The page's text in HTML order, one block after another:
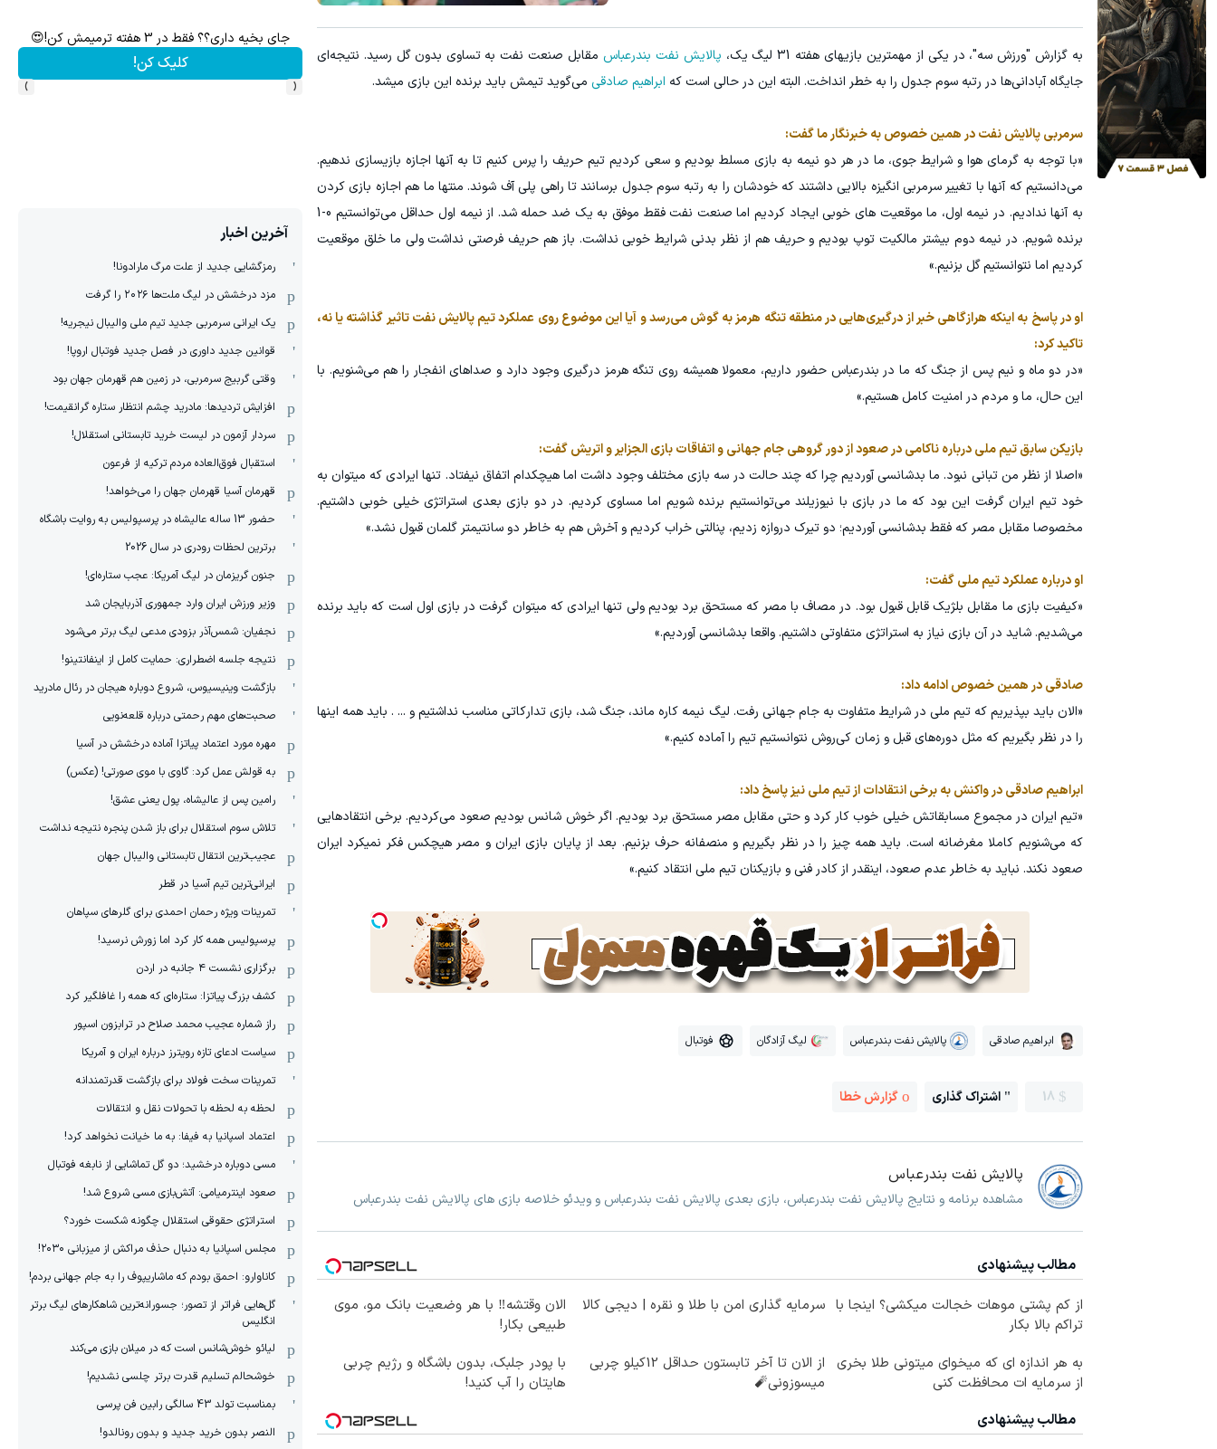
به گزارش "ورزش سه"، در یکی از مهمترین بازیهای هفته 31 لیگ یک، پالایش نفت بندرعباس مقابل صنعت نفت به تساوی بدون گل رسید. نتیجه‌ای
جایگاه آبادانی‌ها در رتبه سوم جدول را به خطر انداخت. البته این در حالی است که ابراهیم صادقی می‌گوید تیمش باید برنده این بازی میشد.
سرمربی پالایش نفت در همین خصوص به خبرنگار ما گفت:
«با توجه به گرمای هوا و شرایط جوی، ما در هر دو نیمه به بازی مسلط بودیم و سعی کردیم تیم حریف را پرس کنیم تا به آنها اجازه بازیسازی ندهیم.
می‌دانستیم که آنها با تغییر سرمربی انگیزه بالایی داشتند که خودشان را به رتبه سوم جدول برسانند تا راهی پلی آف شوند. منتها ما هم اجازه بازی کردن
به آنها ندادیم. در نیمه اول، ما موقعیت های خوبی ایجاد کردیم اما صنعت نفت فقط موفق به یک ضد حمله شد. از نیمه اول حداقل می‌توانستیم 0-1
برنده شویم. در نیمه دوم بیشتر مالکیت توپ بودیم و حریف هم از نظر بدنی شرایط خوبی نداشت. باز هم حریف فرصتی نداشت ولی ما خلق موقعیت
کردیم اما نتوانستیم گل بزنیم.»
او در پاسخ به اینکه هرازگاهی خبر از درگیری‌هایی در منطقه تنگه هرمز به گوش می‌رسد و آیا این موضوع روی عملکرد تیم پالایش نفت تاثیر گذاشته یا نه،
تاکید کرد:
«در دو ماه و نیم پس از جنگ که ما در بندرعباس حضور داریم، معمولا همیشه روی تنگه هرمز درگیری وجود دارد و صداهای انفجار را هم می‌شنویم. با
این حال، ما و مردم در امنیت کامل هستیم.»
بازیکن سابق تیم ملی درباره ناکامی در صعود از دور گروهی جام جهانی و اتفاقات بازی الجزایر و اتریش گفت:
«اصلا از نظر من تبانی نبود. ما بدشانسی آوردیم چرا که چند حالت در سه بازی مختلف وجود داشت اما هیچکدام اتفاق نیفتاد. تنها ایرادی که میتوان به
خود تیم ایران گرفت این بود که ما در بازی با نیوزیلند می‌توانستیم برنده شویم اما مساوی کردیم. در دو بازی بعدی استراتژی خیلی خوبی داشتیم.
مخصوصا مقابل مصر که فقط بدشانسی آوردیم؛ دو تیرک دروازه زدیم، پنالتی خراب کردیم و آخرش هم به خاطر دو سانتیمتر گلمان قبول نشد.»
او درباره عملکرد تیم ملی گفت:
«کیفیت بازی ما مقابل بلژیک قابل قبول بود. در مصاف با مصر که مستحق برد بودیم ولی تنها ایرادی که میتوان گرفت در بازی اول است که باید برنده
می‌شدیم. شاید در آن بازی نیاز به استراتژی متفاوتی داشتیم. واقعا بدشانسی آوردیم.»
صادقی در همین خصوص ادامه داد:
«الان باید بپذیریم که تیم ملی در شرایط متفاوت به جام جهانی رفت. لیگ نیمه کاره ماند، جنگ شد، بازی تدارکاتی مناسب نداشتیم و ... . باید همه اینها
را در نظر بگیریم که مثل دوره‌های قبل و زمان کی‌روش نتوانستیم تیم را آماده کنیم.»
ابراهیم صادقی در واکنش به برخی انتقادات از تیم ملی نیز پاسخ داد:
«تیم ایران در مجموع مسابقاتش خیلی خوب کار کرد و حتی مقابل مصر مستحق برد بودیم. اگر خوش شانس بودیم صعود می‌کردیم. برخی انتقادهایی
که می‌شنویم کاملا مغرضانه است. باید همه چیز را در نظر بگیریم و منصفانه حرف بزنیم. بعد از پایان بازی ایران و مصر هیچکس فکر نمیکرد ایران
صعود نکند. نباید به خاطر عدم صعود، اینقدر از کادر فنی و بازیکنان تیم ملی انتقاد کنیم.»
ابراهیم صادقی پالایش نفت بندرعباس لیگ آزادگان فوتبال
18 اشتراک گذاری گزارش خطا
پالایش نفت بندرعباس
مشاهده برنامه و نتایج پالایش نفت بندرعباس، بازی بعدی پالایش نفت بندرعباس و ویدئو خلاصه بازی های پالایش نفت بندرعباس
مطالب پیشنهادی
از کم پشتی موهات خجالت میکشی؟ اینجا با
تراکم بالا بکار
سرمایه گذاری امن با طلا و نقره | دیجی کالا
الان وقتشه‼️ با هر وضعیت بانک مو، موی
طبیعی بکار!
به هر اندازه ای که میخوای میتونی طلا بخری
از سرمایه ات محافظت کنی
از الان تا آخر تابستون حداقل 12کیلو چربی
میسوزونی🧨
با پودر جلبک، بدون باشگاه و رژیم چربی
هایتان را آب کنید!
مطالب پیشنهادی
اقساط ۱۲ ماهه ایمپلنت 🦷 بدون چک و ضامن؛ همین امروز اقدام کن ✅
ویزیت رایگان ✅ ویزیت رایگان ✅
سود کلان برای مدیران عامل با شرکت در مناقصات و مزایدات ایران تندر
اشتراک با تخفیف
جای بخیه داری؟؟ فقط در 3 هفته ترمیمش کن!😍
کلیک کن!
‹
›
آخرین اخبار
رمزگشایی جدید از علت مرگ مارادونا!
مزد درخشش در لیگ ملت‌ها ٢٠٢۶ را گرفت
یک ایرانی سرمربی جدید تیم ملی والیبال نیجریه!
قوانین جدید داوری در فصل جدید فوتبال اروپا!
وقتی گربیج سرمربی، در زمین هم قهرمان جهان بود
افزایش تردیدها: مادرید چشم انتظار ستاره گرانقیمت!
سردار آزمون در لیست خرید تابستانی استقلال!
استقبال فوق‌‌العاده مردم ترکیه از فرعون
قهرمان آسیا قهرمان جهان را می‌خواهد!
حضور 13 ساله عالیشاه در پرسپولیس به روایت باشگاه
برترین لحظات رودری در سال 2026
جنون گریزمان در لیگ آمریکا: عجب ستاره‌ای!
وزیر ورزش ایران وارد جمهوری آذربایجان شد
نجفیان: شمس‌آذر بزودی مدعی لیگ برتر می‌شود
نتیجه جلسه اضطراری: حمایت کامل از اینفانتینو!
بازگشت وینیسیوس، شروع دوباره هیجان در رئال مادرید
صحبت‌های مهم رحمتی درباره قلعه‌نویی
مهره مورد اعتماد پیاتزا آماده درخشش در آسیا
به قولش عمل کرد: گاوی با موی صورتی! (عکس)
رامین پس از عالیشاه، پول یعنی عشق!
تلاش سوم استقلال برای باز شدن پنجره نتیجه نداشت
عجیب‌ترین انتقال تابستانی والیبال جهان
ایرانی‌ترین تیم آسیا در قطر
تمرینات ویژه رحمان احمدی برای گلرهای سپاهان
پرسپولیس همه کار کرد اما زورش نرسید!
برگزاری نشست ۴ جانبه در اردن
کشف بزرگ پیاتزا: ستاره‌ای که همه را غافلگیر کرد
راز شماره عجیب محمد صلاح در ترابزون اسپور
سیاست ادعای تازه رویترز درباره ایران و آمریکا
تمرینات سخت فولاد برای بازگشت قدرتمندانه
لحظه به لحظه با تحولات نقل و انتقالات
اعتماد اسپانیا به فیفا: به ما خیانت نخواهد کرد!
مسی دوباره درخشید؛ دو گل تماشایی از نابغه فوتبال
صعود اینترمیامی: آتش‌بازی مسی شروع شد!
استراتژی حقوقی استقلال چگونه شکست خورد؟
مجلس اسپانیا به دنبال حذف مراکش از میزبانی ۲۰۳۰!
کاناوارو: احمق بودم که ماشاریپوف را به جام جهانی بردم!
گل‌هایی فراتر از تصور؛ جسورانه‌ترین شاهکارهای لیگ برتر
انگلیس
لیائو خوش‌شانس است که در میلان بازی می‌کند
خوشحالم تسلیم قدرت برتر چلسی نشدیم!
بمناسبت تولد 43 سالگی رابین فن پرسی
النصر بدون خرید جدید و بدون رونالدو!